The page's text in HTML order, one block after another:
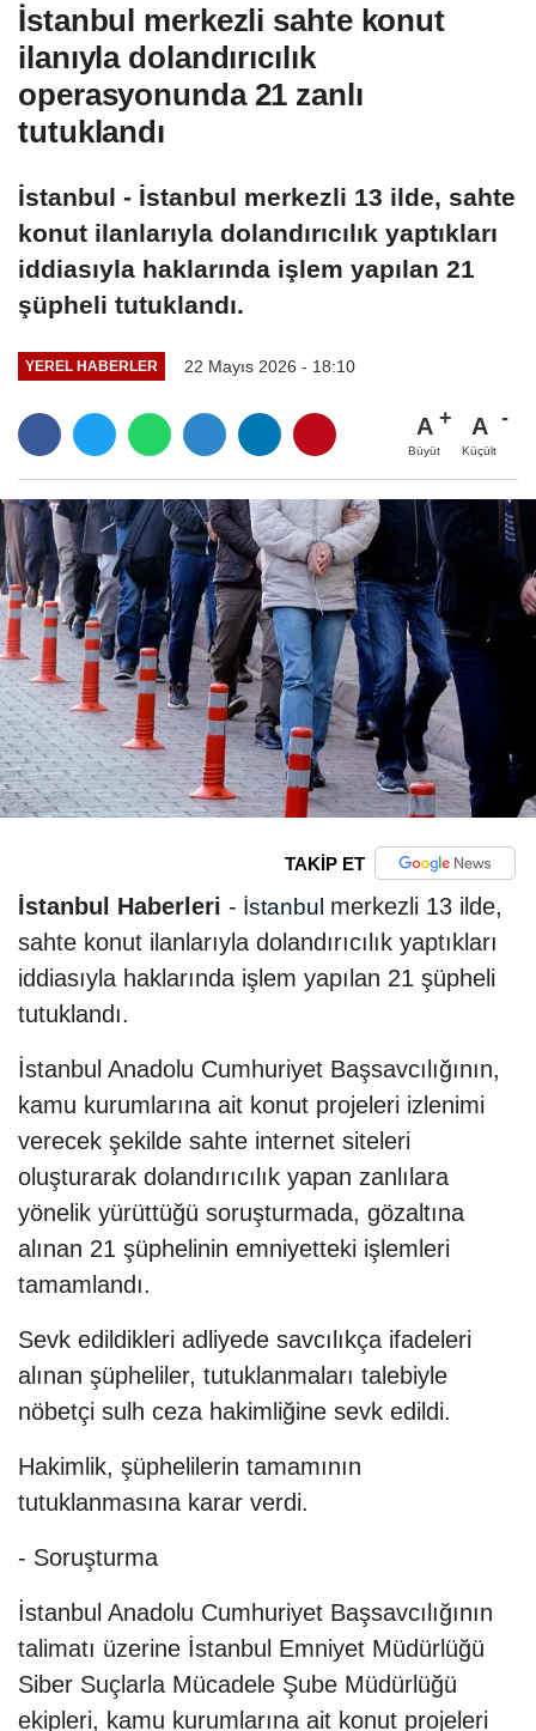
İstanbul merkezli sahte konut
ilanıyla dolandırıcılık
operasyonunda 21 zanlı
tutuklandı
İstanbul - İstanbul merkezli 13 ilde, sahte
konut ilanlarıyla dolandırıcılık yaptıkları
iddiasıyla haklarında işlem yapılan 21
şüpheli tutuklandı.
YEREL HABERLER 22 Mayıs 2026 - 18:10
A
Büyüt
A
Küçült
TAKİP ET
İstanbul Haberleri - İstanbul merkezli 13 ilde,
sahte konut ilanlarıyla dolandırıcılık yaptıkları
iddiasıyla haklarında işlem yapılan 21 şüpheli
tutuklandı.
İstanbul Anadolu Cumhuriyet Başsavcılığının,
kamu kurumlarına ait konut projeleri izlenimi
verecek şekilde sahte internet siteleri
oluşturarak dolandırıcılık yapan zanlılara
yönelik yürüttüğü soruşturmada, gözaltına
alınan 21 şüphelinin emniyetteki işlemleri
tamamlandı.
Sevk edildikleri adliyede savcılıkça ifadeleri
alınan şüpheliler, tutuklanmaları talebiyle
nöbetçi sulh ceza hakimliğine sevk edildi.
Hakimlik, şüphelilerin tamamının
tutuklanmasına karar verdi.
- Soruşturma
İstanbul Anadolu Cumhuriyet Başsavcılığının
talimatı üzerine İstanbul Emniyet Müdürlüğü
Siber Suçlarla Mücadele Şube Müdürlüğü
ekipleri, kamu kurumlarına ait konut projeleri